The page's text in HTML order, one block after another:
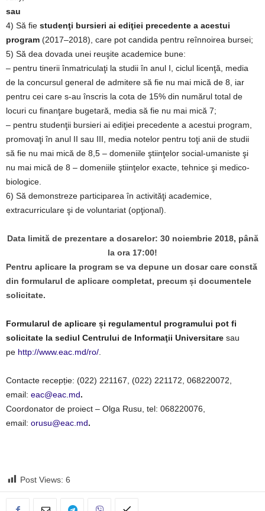
sau
4) Să fie studenţi bursieri ai ediţiei precedente a acestui
program (2017–2018), care pot candida pentru reînnoirea bursei;
5) Să dea dovada unei reuşite academice bune:
– pentru tinerii înmatriculaţi la studii în anul I, ciclul licenţă, media
de la concursul general de admitere să fie nu mai mică de 8, iar
pentru cei care s-au înscris la cota de 15% din numărul total de
locuri cu finanţare bugetară, media să fie nu mai mică 7;
– pentru studenţii bursieri ai ediţiei precedente a acestui program,
promovaţi în anul II sau III, media notelor pentru toţi anii de studii
să fie nu mai mică de 8,5 – domeniile ştiinţelor social-umaniste şi
nu mai mică de 8 – domeniile ştiinţelor exacte, tehnice şi medico-
biologice.
6) Să demonstreze participarea în activităţi academice,
extracurriculare şi de voluntariat (opţional).
Data limită de prezentare a dosarelor: 30 noiembrie 2018, până
la ora 17:00!
Pentru aplicare la program se va depune un dosar care constă
din formularul de aplicare completat, precum și documentele
solicitate.
Formularul de aplicare și regulamentul programului pot fi
solicitate la sediul Centrului de Informaţii Universitare sau
pe http://www.eac.md/ro/
Contacte recepție: (022) 221167, (022) 221172, 068220072,
email: eac@eac.md.
Coordonator de proiect – Olga Rusu, tel: 068220076,
email: orusu@eac.md.
Post Views: 6